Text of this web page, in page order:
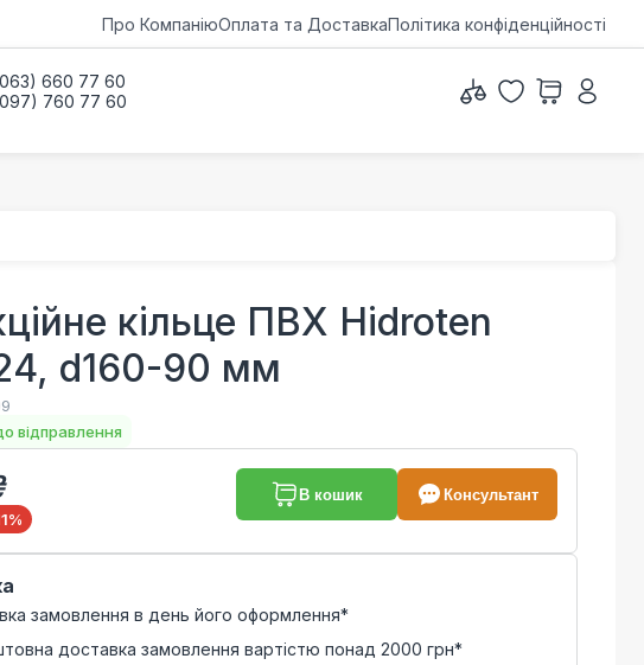
Про КомпаніюОплата та ДоставкаПолітика конфіденційності
660 77 60
760 77 60
кільце ПВХ Hidroten
d160-90 мм
відправлення
%
В кошик Консультант
замовлення в день його оформлення*
доставка замовлення вартістю понад 2000 грн*